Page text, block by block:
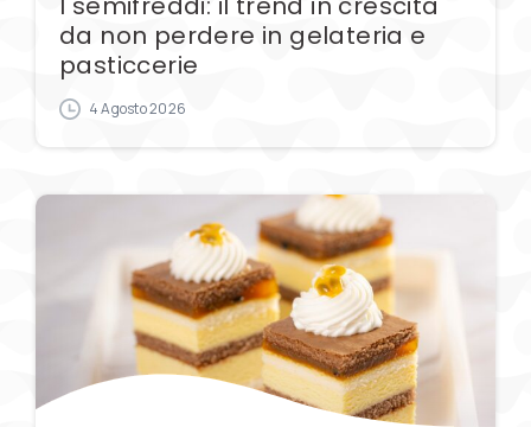
da non perdere in gelateria e
pasticcerie
4 Agosto 2026